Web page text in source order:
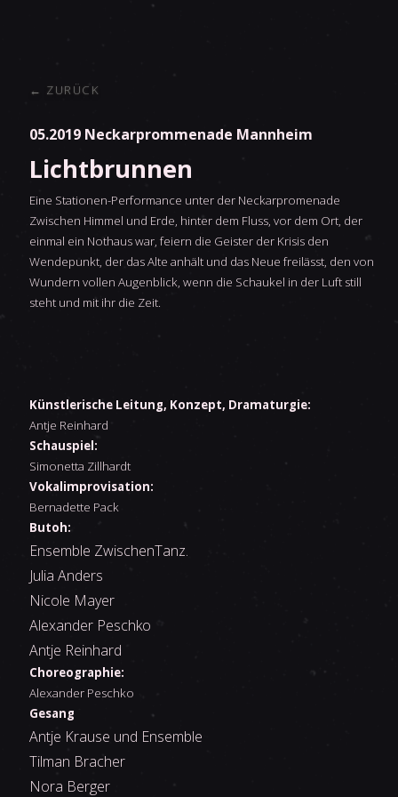
← ZURÜCK
05.2019 Neckarprommenade Mannheim
Lichtbrunnen
Eine Stationen-Performance unter der Neckarpromenade
Zwischen Himmel und Erde, hinter dem Fluss, vor dem Ort, der
einmal ein Nothaus war, feiern die Geister der Krisis den
Wendepunkt, der das Alte anhält und das Neue freilässt, den von
Wundern vollen Augenblick, wenn die Schaukel in der Luft still
steht und mit ihr die Zeit.
Künstlerische Leitung, Konzept, Dramaturgie:
Antje Reinhard
Schauspiel:
Simonetta Zillhardt
Vokalimprovisation:
Bernadette Pack
Butoh:
Ensemble ZwischenTanz.
Julia Anders
Nicole Mayer
Alexander Peschko
Antje Reinhard
Choreographie:
Alexander Peschko
Gesang
Antje Krause und Ensemble
Tilman Bracher
Nora Berger